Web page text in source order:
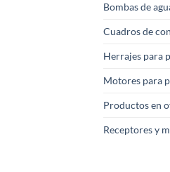
Bombas de
Cuadros de
Herrajes para
Motores para
Productos en
Receptores y